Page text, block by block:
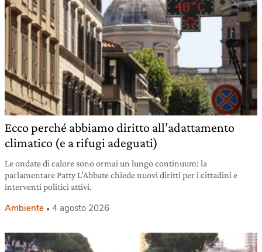
Ecco perché abbiamo diritto all’adattamento
climatico (e a rifugi adeguati)
Le ondate di calore sono ormai un lungo continuum: la
parlamentare Patty L’Abbate chiede nuovi diritti per i cittadini e
interventi politici attivi.
Ambiente 4 agosto 2026